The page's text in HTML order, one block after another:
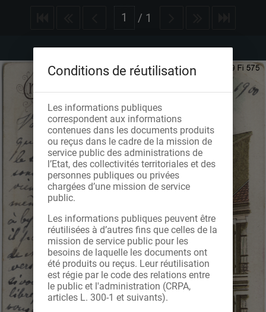
/ 1
Conditions de réutilisation
Les informations publiques
correspondent aux informations
contenues dans les documents produits
ou reçus dans le cadre de la mission de
service public des administrations de
l’Etat, des collectivités territoriales et des
personnes publiques ou privées
chargées d’une mission de service
public.
Les informations publiques peuvent être
réutilisées à d’autres fins que celles de la
mission de service public pour les
besoins de laquelle les documents ont
été produits ou reçus. Leur réutilisation
est régie par le code des relations entre
le public et l'administration (CRPA,
articles L. 300-1 et suivants).